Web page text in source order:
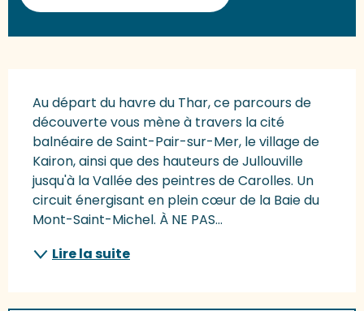
Au départ du havre du Thar, ce parcours de
découverte vous mène à travers la cité
balnéaire de Saint-Pair-sur-Mer, le village de
Kairon, ainsi que des hauteurs de Jullouville
jusqu'à la Vallée des peintres de Carolles. Un
circuit énergisant en plein cœur de la Baie du
Mont-Saint-Michel. À NE PAS...
Lire la suite